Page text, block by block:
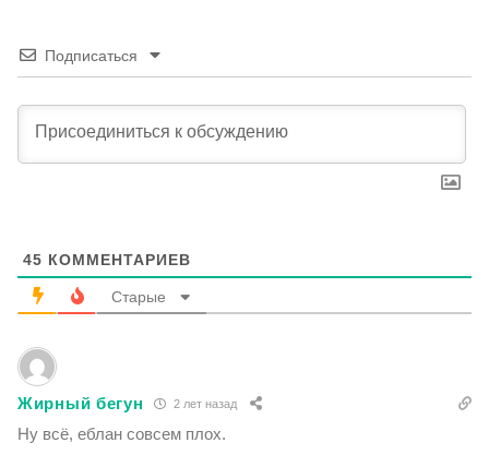
Подписаться
45 КОММЕНТАРИЕВ
Старые
Жирный бегун 2 лет назад
Ну всё, еблан совсем плох.